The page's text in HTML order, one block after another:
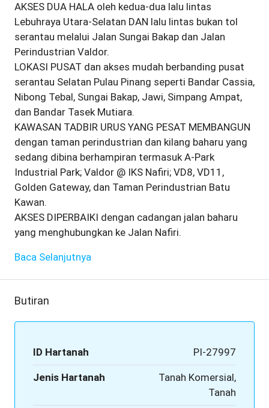
AKSES DUA HALA oleh kedua-dua lalu lintas
Lebuhraya Utara-Selatan DAN lalu lintas bukan tol
serantau melalui Jalan Sungai Bakap dan Jalan
Perindustrian Valdor.
LOKASI PUSAT dan akses mudah berbanding pusat
serantau Selatan Pulau Pinang seperti Bandar Cassia,
Nibong Tebal, Sungai Bakap, Jawi, Simpang Ampat,
dan Bandar Tasek Mutiara.
KAWASAN TADBIR URUS YANG PESAT MEMBANGUN
dengan taman perindustrian dan kilang baharu yang
sedang dibina berhampiran termasuk A-Park
Industrial Park; Valdor @ IKS Nafiri; VD8, VD11,
Golden Gateway, dan Taman Perindustrian Batu
Kawan.
AKSES DIPERBAIKI dengan cadangan jalan baharu
yang menghubungkan ke Jalan Nafiri.
Baca Selanjutnya
Butiran
ID Hartanah PI-27997
Jenis Hartanah
Tanah Komersial,
Tanah